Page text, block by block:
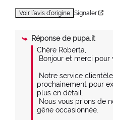
Voir l’avis d’origine Signaler
Réponse de pupa.it
Chère Roberta,
prochainement pour
plus en détail.
gêne occasionnée.